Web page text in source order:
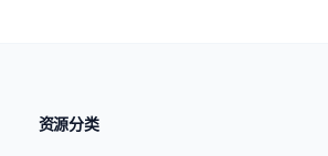
资源分类